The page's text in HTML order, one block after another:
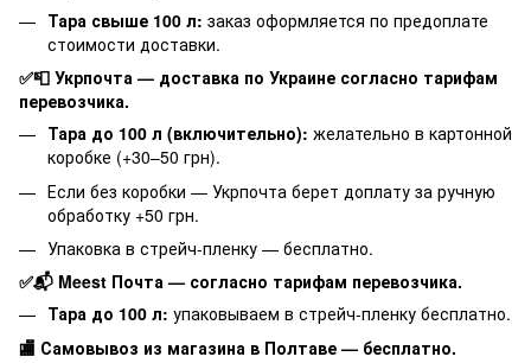
Тара свыше 100 л: заказ оформляется по предоплате
стоимости доставки.
✅📮 Укрпочта — доставка по Украине согласно тарифам
перевозчика.
Тара до 100 л (включительно): желательно в картонной
коробке (+30–50 грн).
Если без коробки — Укрпочта берет доплату за ручную
обработку +50 грн.
Упаковка в стрейч-пленку — бесплатно.
✅📬 Meest Почта — согласно тарифам перевозчика.
Тара до 100 л: упаковываем в стрейч-пленку бесплатно.
🏬 Самовывоз из магазина в Полтаве — бесплатно.